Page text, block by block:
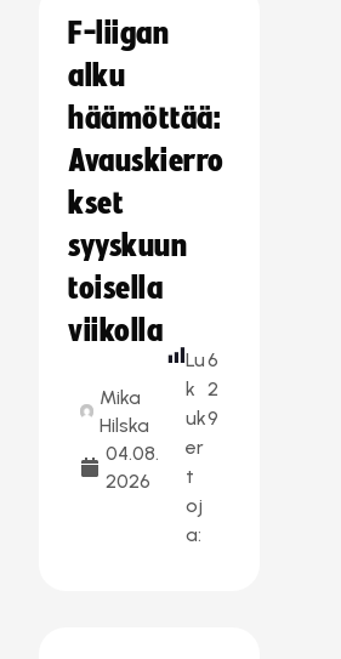
F-liigan
alku
häämöttää:
Avauskierro
kset
syyskuun
toisella
viikolla
Mika
Hilska
04.08.
2026
Lu
k
uk
er
t
oj
a:
6
2
9